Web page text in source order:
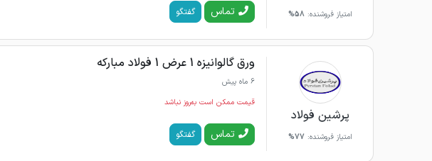
امتیاز فروشنده: 58% تماس گفتگو
پرشین فولاد
امتیاز فروشنده: 77%
ورق گالوانیزه 1 عرض 1 فولاد مبارکه
6 ماه پیش
قیمت ممکن است به‌روز نباشد
تماس گفتگو